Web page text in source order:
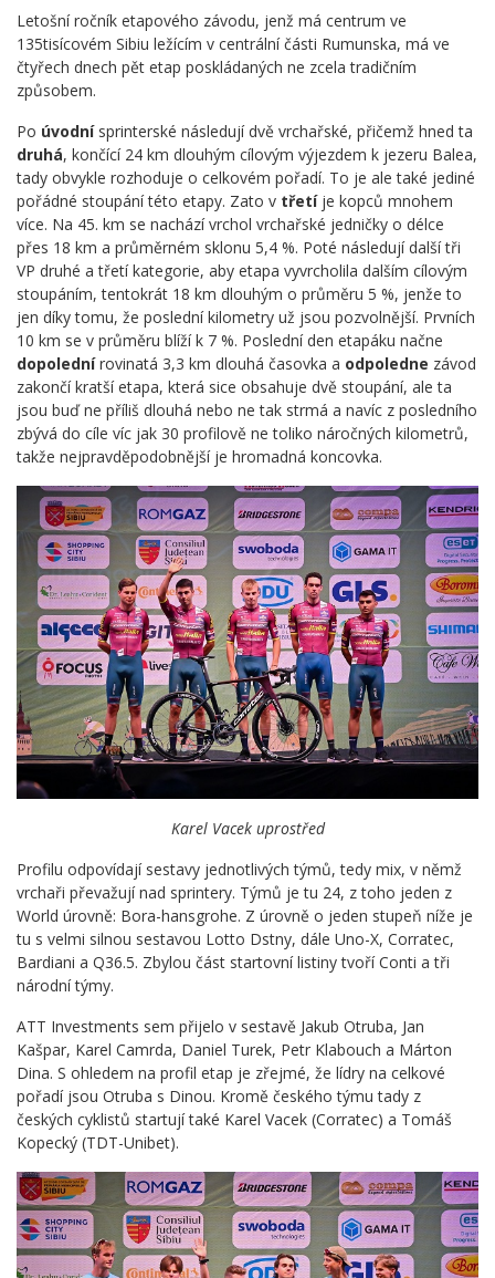
Letošní ročník etapového závodu, jenž má centrum ve
135tisícovém Sibiu ležícím v centrální části Rumunska, má ve
čtyřech dnech pět etap poskládaných ne zcela tradičním
způsobem.
Po úvodnísprinterské následují dvě vrchařské, přičemž hned ta
druhá, končící 24 km dlouhým cílovým výjezdem k jezeru Balea,
tady obvykle rozhoduje o celkovém pořadí. To je ale také jediné
pořádné stoupání této etapy. Zato v třetíje kopců mnohem
více. Na 45. km se nachází vrchol vrchařské jedničky o délce
přes 18 km a průměrném sklonu 5,4 %. Poté následují další tři
VP druhé a třetí kategorie, aby etapa vyvrcholila dalším cílovým
stoupáním, tentokrát 18 km dlouhým o průměru 5 %, jenže to
jen díky tomu, že poslední kilometry už jsou pozvolnější. Prvních
10 km se v průměru blíží k 7 %. Poslední den etapáku načne
dopolednírovinatá 3,3 km dlouhá časovka a odpoledne závod
zakončí kratší etapa, která sice obsahuje dvě stoupání, ale ta
jsou buď ne příliš dlouhá nebo ne tak strmá a navíc z posledního
zbývá do cíle víc jak 30 profilově ne toliko náročných kilometrů,
takže nejpravděpodobnější je hromadná koncovka.
Karel Vacek uprostřed
Profilu odpovídají sestavy jednotlivých týmů, tedy mix, v němž
vrchaři převažují nad sprintery. Týmů je tu 24, z toho jeden z
World úrovně: Bora-hansgrohe. Z úrovně o jeden stupeň níže je
tu s velmi silnou sestavou Lotto Dstny, dále Uno-X, Corratec,
Bardiani a Q36.5. Zbylou část startovní listiny tvoří Conti a tři
národní týmy.
ATT Investments sem přijelo v sestavě Jakub Otruba, Jan
Kašpar, Karel Camrda, Daniel Turek, Petr Klabouch a Márton
Dina. S ohledem na profil etap je zřejmé, že lídry na celkové
pořadí jsou Otruba s Dinou. Kromě českého týmu tady z
českých cyklistů startují také Karel Vacek (Corratec) a Tomáš
Kopecký (TDT-Unibet).